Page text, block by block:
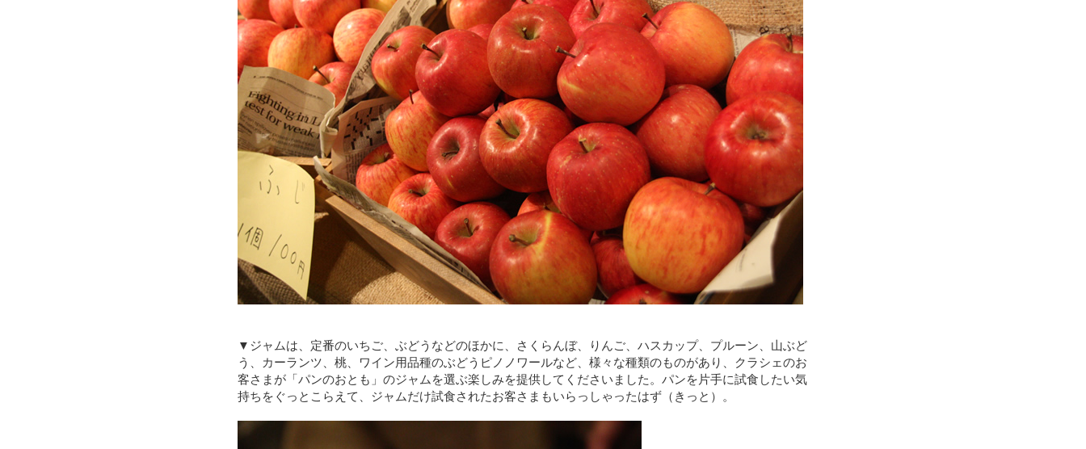
▼ジャムは、定番のいちご、ぶどうなどのほかに、さくらんぼ、りんご、ハスカップ、プルーン、山ぶど
う、カーランツ、桃、ワイン用品種のぶどうピノノワールなど、様々な種類のものがあり、クラシェのお
客さまが「パンのおとも」のジャムを選ぶ楽しみを提供してくださいました。パンを片手に試食したい気
持ちをぐっとこらえて、ジャムだけ試食されたお客さまもいらっしゃったはず（きっと）。